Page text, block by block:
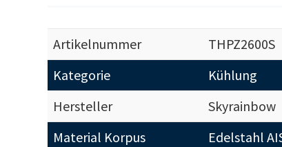
Artikelnummer
THPZ2600S
Kategorie
Kühlung
Hersteller
Skyrainbow
Material Korpus
Edelstahl